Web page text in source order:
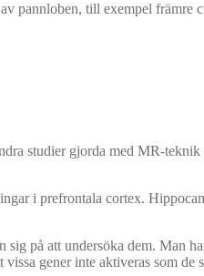
pannloben, till exempel främre
studier gjorda med MR-
i prefrontala cortex.
på att undersöka dem. Man
gener inte aktiveras som de